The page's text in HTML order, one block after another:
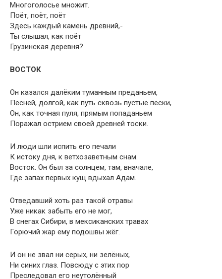
Многоголосье множит.
Поёт, поёт, поёт
Здесь каждый камень древний,-
Ты слышал, как поёт
Грузинская деревня?
ВОСТОК
Он казался далёким туманным преданьем,
Песней, долгой, как путь сквозь пустые пески,
Он, как точная пуля, прямым попаданьем
Поражал острием своей древней тоски.
И люди шли испить его печали
К истоку дня, к ветхозаветным снам.
Восток. Он был за солнцем, там, вначале,
Где запах первых кущ вдыхал Адам.
Отведавший хоть раз такой отравы
Уже никак забыть его не мог,
В снегах Сибири, в мексиканских травах
Горючий жар ему подошвы жёг.
И он не звал ни серых, ни зелёных,
Ни синих глаз. Повсюду с этих пор
Преследовал его неутолённый